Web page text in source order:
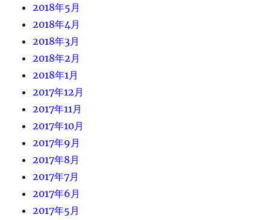
2018年5月
2018年4月
2018年3月
2018年2月
2018年1月
2017年12月
2017年11月
2017年10月
2017年9月
2017年8月
2017年7月
2017年6月
2017年5月